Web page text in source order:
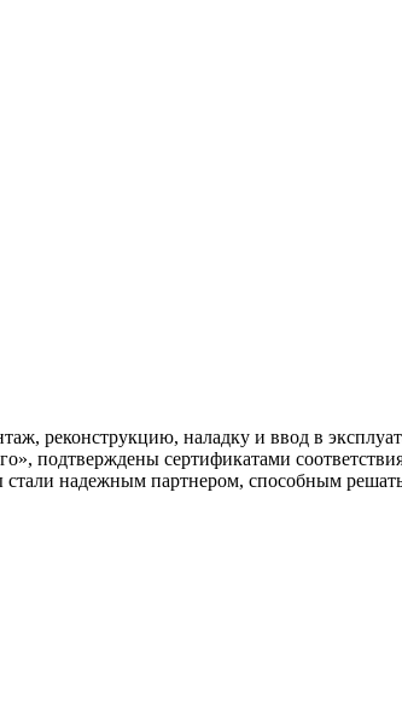
реконструкцию, наладку и ввод в
подтверждены сертификатами
стали надежным партнером, способным